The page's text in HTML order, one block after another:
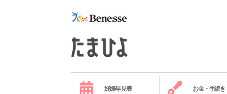
妊娠早見表 お金・手続き